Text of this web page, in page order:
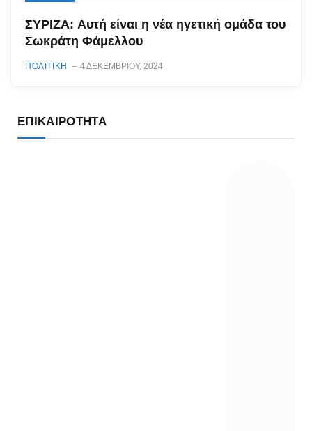
ΣΥΡΙΖΑ: Αυτή είναι η νέα ηγετική ομάδα του
Σωκράτη Φάμελλου
ΠΟΛΙΤΙΚΗ 4 ΔΕΚΕΜΒΡΊΟΥ, 2024
ΕΠΙΚΑΙΡΌΤΗΤΑ